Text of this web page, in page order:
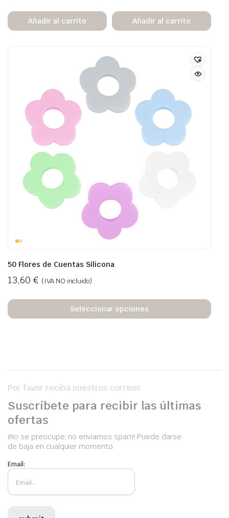
Añadir al carrito Añadir al carrito
50 Flores de Cuentas Silicona
13,60 € (IVA NO incluido)
Seleccionar opciones
Por favor reciba nuestros correos
Suscríbete para recibir las últimas
ofertas
iNo se preocupe, no enviamos spam! Puede darse
de baja en cualquier momento.
Email: